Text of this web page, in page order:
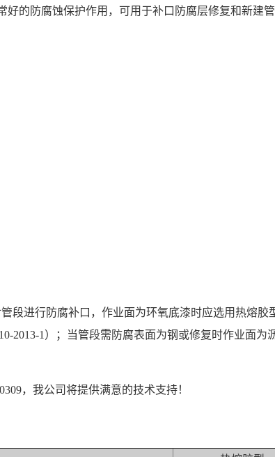
的防腐蚀保护作用，可用于补口防腐层修复和新建管
进行防腐补口，作业面为环氧底漆时应选用热熔胶
2013-1）；当管段需防腐表面为钢或修复时作业面
，我公司将提供满意的技术支持！